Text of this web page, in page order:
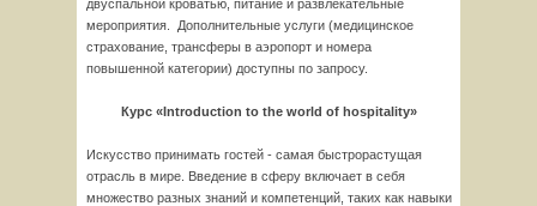
двуспальной кроватью, питание и развлекательные
мероприятия. Дополнительные услуги (медицинское
страхование, трансферы в аэропорт и номера
повышенной категории) доступны по запросу.
Курс «Introduction to the world of hospitality»
Искусство принимать гостей - самая быстрорастущая
отрасль в мире. Введение в сферу включает в себя
множество разных знаний и компетенций, таких как навыки